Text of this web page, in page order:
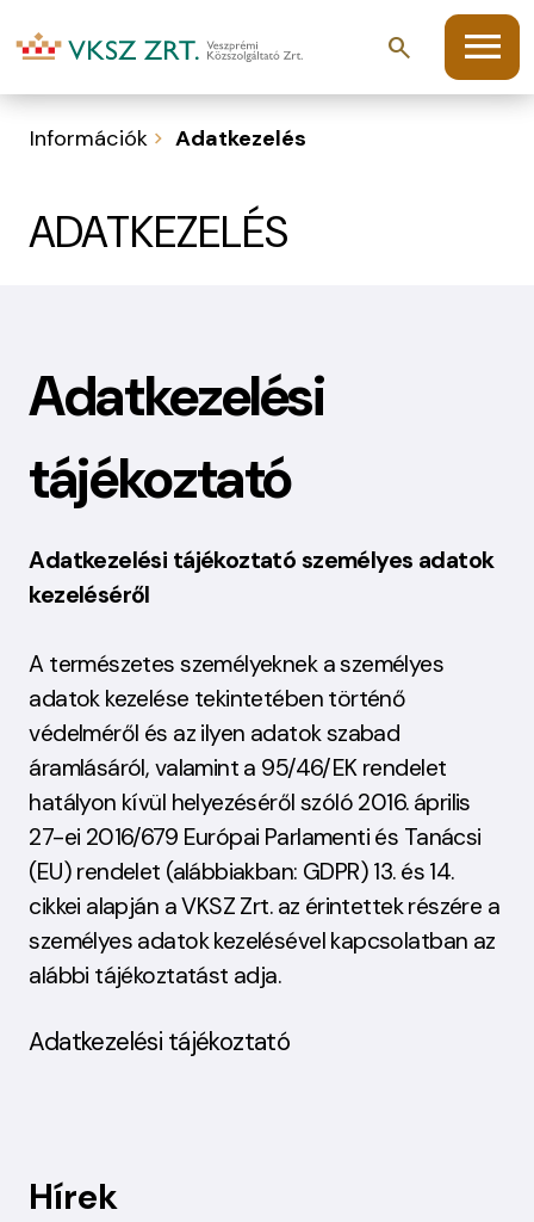
search menu
Információk Adatkezelés
ADATKEZELÉS
Adatkezelési
tájékoztató
Adatkezelési tájékoztató személyes adatok
kezeléséről
A természetes személyeknek a személyes
adatok kezelése tekintetében történő
védelméről és az ilyen adatok szabad
áramlásáról, valamint a 95/46/EK rendelet
hatályon kívül helyezéséről szóló 2016. április
27-ei 2016/679 Európai Parlamenti és Tanácsi
(EU) rendelet (alábbiakban: GDPR) 13. és 14.
cikkei alapján a VKSZ Zrt. az érintettek részére a
személyes adatok kezelésével kapcsolatban az
alábbi tájékoztatást adja.
Adatkezelési tájékoztató
Hírek